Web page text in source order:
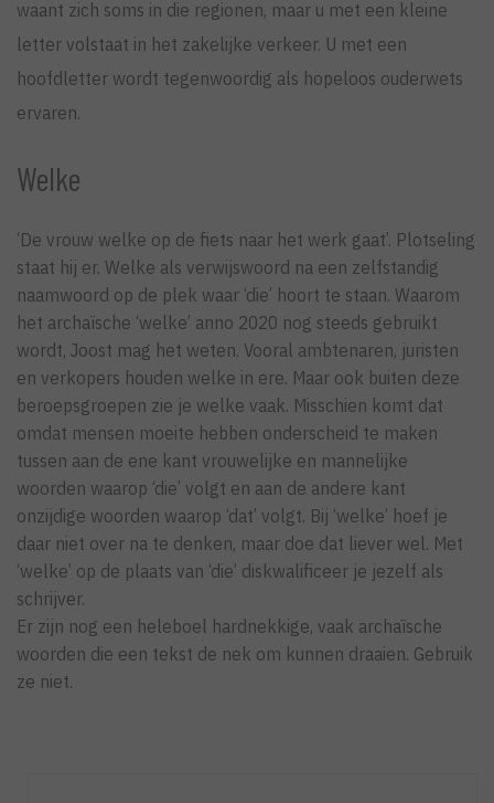
waant zich soms in die regionen, maar u met een kleine
letter volstaat in het zakelijke verkeer. U met een
hoofdletter wordt tegenwoordig als hopeloos ouderwets
ervaren.
Welke
‘De vrouw welke op de fiets naar het werk gaat’. Plotseling
staat hij er. Welke als verwijswoord na een zelfstandig
naamwoord op de plek waar ‘die’ hoort te staan. Waarom
het archaïsche ‘welke’ anno 2020 nog steeds gebruikt
wordt, Joost mag het weten. Vooral ambtenaren, juristen
en verkopers houden welke in ere. Maar ook buiten deze
beroepsgroepen zie je welke vaak. Misschien komt dat
omdat mensen moeite hebben onderscheid te maken
tussen aan de ene kant vrouwelijke en mannelijke
woorden waarop ‘die’ volgt en aan de andere kant
onzijdige woorden waarop ‘dat’ volgt. Bij ‘welke’ hoef je
daar niet over na te denken, maar doe dat liever wel. Met
‘welke’ op de plaats van ‘die’ diskwalificeer je jezelf als
schrijver.
Er zijn nog een heleboel hardnekkige, vaak archaïsche
woorden die een tekst de nek om kunnen draaien. Gebruik
ze niet.